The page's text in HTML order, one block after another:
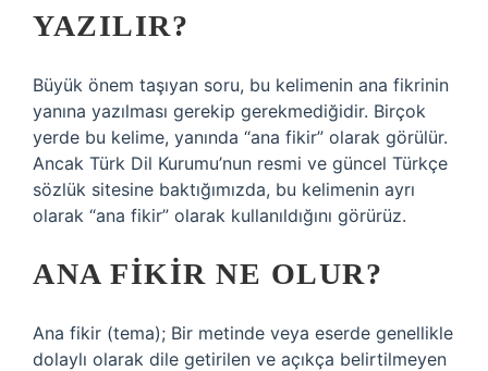
YAZILIR?
Büyük önem taşıyan soru, bu kelimenin ana fikrinin
yanına yazılması gerekip gerekmediğidir. Birçok
yerde bu kelime, yanında “ana fikir” olarak görülür.
Ancak Türk Dil Kurumu’nun resmi ve güncel Türkçe
sözlük sitesine baktığımızda, bu kelimenin ayrı
olarak “ana fikir” olarak kullanıldığını görürüz.
ANA FIKIR NE OLUR?
Ana fikir (tema); Bir metinde veya eserde genellikle
dolaylı olarak dile getirilen ve açıkça belirtilmeyen